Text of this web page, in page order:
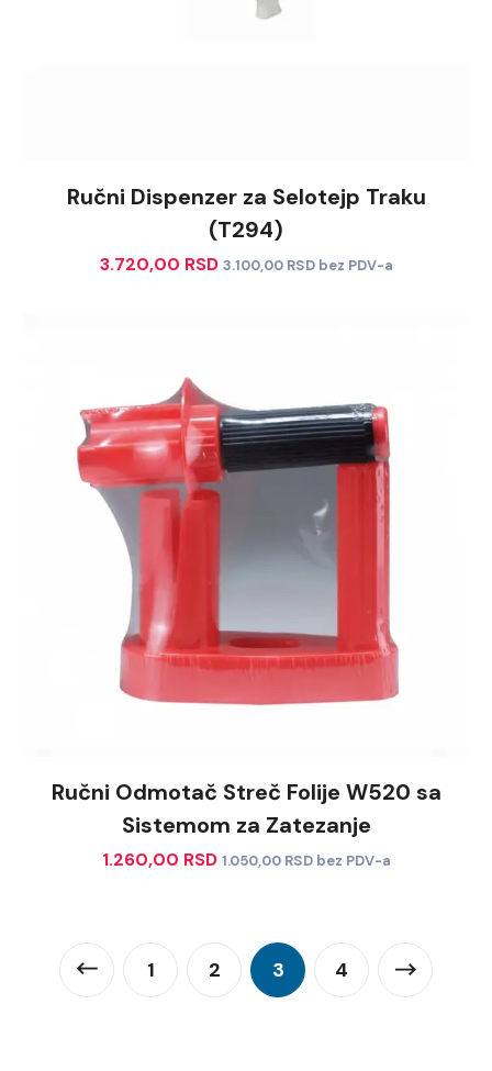
Ručni Dispenzer za Selotejp Traku
(T294)
3.720,00 RSD 3.100,00 RSDbez PDV-a
Ručni Odmotač Streč Folije W520 sa
Sistemom za Zatezanje
1.260,00 RSD 1.050,00 RSDbez PDV-a
1 2 3 4